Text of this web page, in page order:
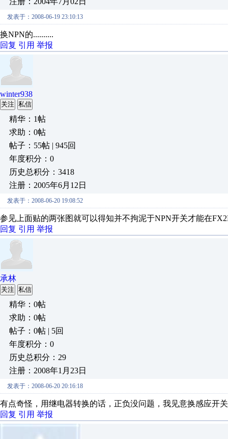
发表于：2008-06-19 23:10:13
换NPN的..........
回复 引用 举报
winter938
关注 私信
精华：1帖
求助：0帖
帖子：55帖 | 945回
年度积分：0
历史总积分：3418
注册：2005年6月12日
发表于：2008-06-20 19:08:52
参见上面贴的两张图就可以得知并不拘泥于NPN开关才能在
回复 引用 举报
承林
关注 私信
精华：0帖
求助：0帖
帖子：0帖 | 5回
年度积分：0
历史总积分：29
注册：2008年1月23日
发表于：2008-06-20 20:16:18
有点奇怪，用继电器转换的话，正负没问题，我见意换感应开
回复 引用 举报